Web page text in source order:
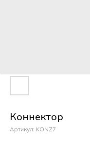
Коннектор
Артикул: KONZ7